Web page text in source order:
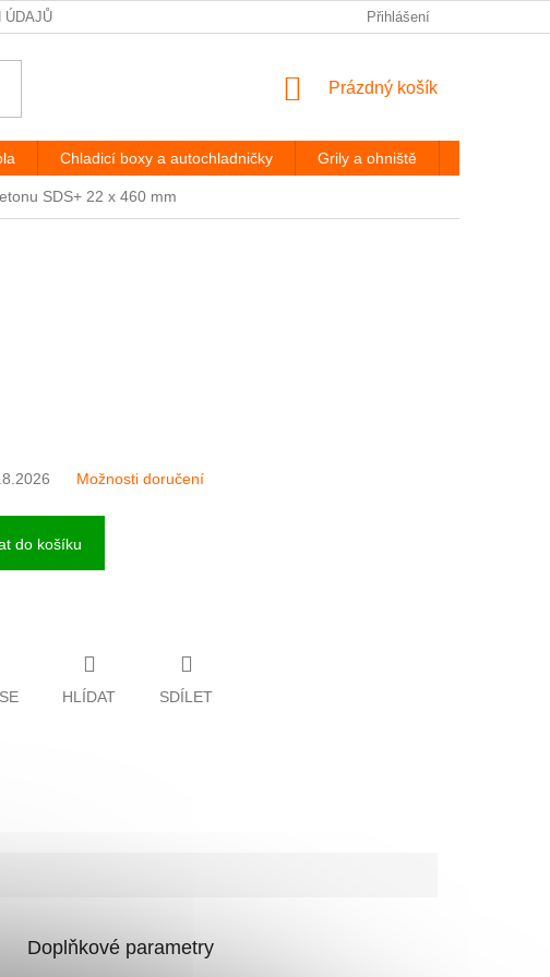
ÚDAJŮ PODMÍNKY OCHRANY OSOBNÍCH ÚDAJŮ ODSTOUPENÍ OD
Přihlášení
NÁKUPNÍ
Prázdný košík
Chladicí boxy a autochladničky Grily a ohniště
SDS+ 22 x 460 mm
Možnosti doručení
do košíku
HLÍDAT SDÍLET
Doplňkové parametry